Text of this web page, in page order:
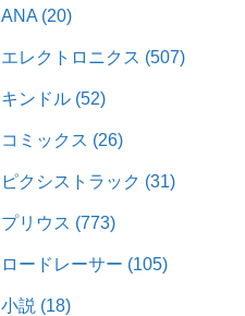
ANA (20)
エレクトロニクス (507)
キンドル (52)
コミックス (26)
ピクシストラック (31)
プリウス (773)
ロードレーサー (105)
小説 (18)